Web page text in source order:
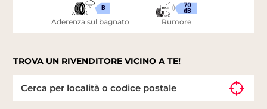
B
Aderenza sul bagnato
70
dB
Rumore
TROVA UN RIVENDITORE VICINO A TE!